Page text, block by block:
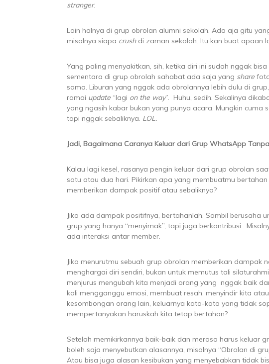
stranger.
Lain halnya di grup obrolan alumni sekolah. Ada aja gitu
misalnya siapa crushdi zaman sekolah. Itu kan buat apaan
Yang paling menyakitkan, sih, ketika diri ini sudah nggak
sementara di grup obrolah sahabat ada saja yang share
sama. Liburan yang nggak ada obrolannya lebih dulu di
ramai update “lagi on the way”. Huhu, sedih. Sekalinya
yang ngasih kabar bukan yang punya acara. Mungkin
tapi nggak sebaliknya. LOL.
Jadi, Bagaimana Caranya Keluar dari Grup WhatsApp
Kalau lagi kesel, rasanya pengin keluar dari grup obrolan
satu atau dua hari. Pikirkan apa yang membuatmu
memberikan dampak positif atau sebaliknya?
Jika ada dampak positifnya, bertahanlah. Sambil berusaha
grup yang hanya “menyimak”, tapi juga berkontribusi.
ada interaksi antar member.
Jika menurutmu sebuah grup obrolan memberikan dampak
menghargai diri sendiri, bukan untuk memutus tali
menjurus mengubah kita menjadi orang yang nggak baik
kali mengganggu emosi, membuat resah, menyindir kita
kesombongan orang lain, keluarnya kata-kata yang tidak
mempertanyakan haruskah kita tetap bertahan?
Setelah memikirkannya baik-baik dan merasa harus keluar
boleh saja menyebutkan alasannya, misalnya “Obrolan di
Atau bisa juga alasan kesibukan yang menyebabkan tidak